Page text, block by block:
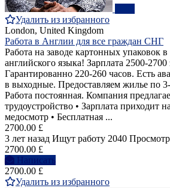
Удалить из избранного
London, United Kingdom
Работа в Англии для все граждан СНГ
Работа на заводе картонных упаковок
английского языка! Зарплата 2500-
Гарантированно 220-260 часов. Есть
в выходные. Предоставляем жилье по
Работа постоянная. Компания
трудоустройство • Зарплата приходит
медосмотр • Бесплатная ...
2700.00 £
3 лет назад Ищут работу 2040
2700.00 £
Написать
2700.00 £
Удалить из избранного